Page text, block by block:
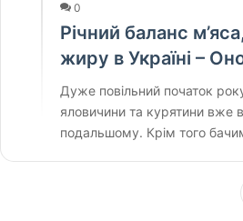
0
Річний баланс
жиру в Україні –
Дуже повільний початок
яловичини та курятини вже
подальшому. Крім того